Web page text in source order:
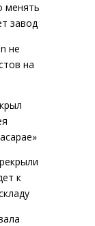
менять
завод
не
на
к